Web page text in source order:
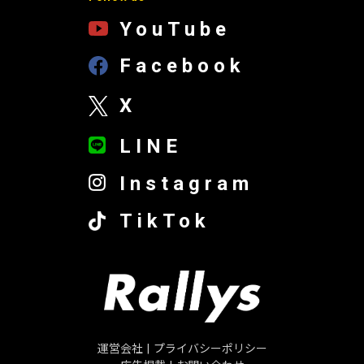
YouTube
Facebook
X
LINE
Instagram
TikTok
運営会社
プライバシーポリシー